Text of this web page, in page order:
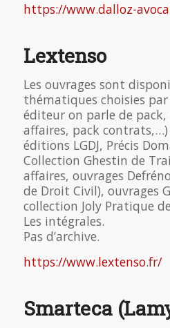
https://www.dalloz-
Lextenso
Les ouvrages sont
thématiques choisies par
éditeur on parle de
affaires, pack contrats,…)
éditions LGDJ, Précis
Collection Ghestin de
affaires, ouvrages
de Droit Civil), ouvrages
collection Joly Pratique
Les intégrales.
Pas d’archive.
https://www.lextenso.fr/
Smarteca